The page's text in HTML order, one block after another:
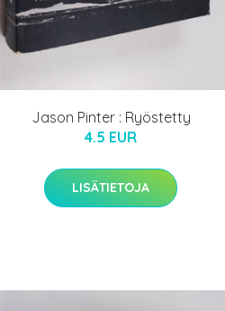
Jason Pinter : Ryöstetty
4.5 EUR
LISÄTIETOJA